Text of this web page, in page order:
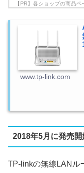
www.tp-link.com
2018年5月に発売開
TP-linkの無線LANル